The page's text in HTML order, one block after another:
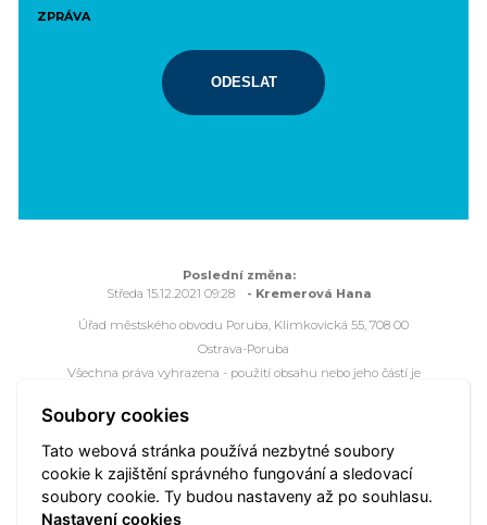
ZPRÁVA
ODESLAT
Poslední změna:
Středa 15.12.2021 09:28
- Kremerová Hana
Úřad městského obvodu Poruba, Klimkovická 55, 708 00
Ostrava-Poruba
Všechna práva vyhrazena - použití obsahu nebo jeho částí je
Webové stránky jsou ve správě společnosti
Mapa portálu Přístupnost Webmaster Vyhledat
Soubory cookies
Tato webová stránka používá nezbytné soubory
cookie k zajištění správného fungování a sledovací
soubory cookie. Ty budou nastaveny až po souhlasu.
Nastavení cookies